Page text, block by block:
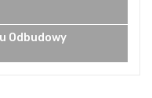
Odbudowy